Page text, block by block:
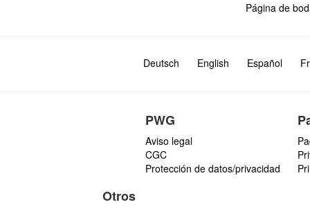
Página de
Deutsch English Español
PWG
Aviso legal
CGC
Protección de datos/privacidad
Otros